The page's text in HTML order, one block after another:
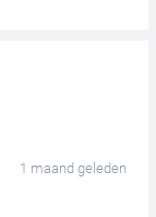
1 maand geleden